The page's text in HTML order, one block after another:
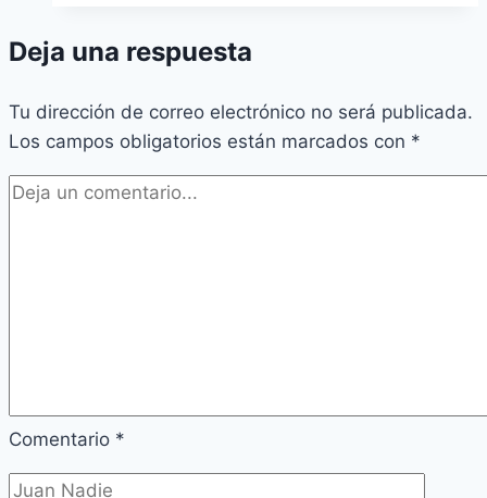
Deja una respuesta
Tu dirección de correo electrónico no será publicada.
Los campos obligatorios están marcados con *
Comentario *